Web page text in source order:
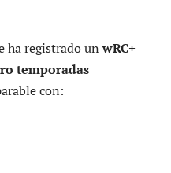
ha registrado unwRC+
temporadas
con: